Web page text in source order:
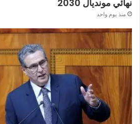
نهائي مونديال 2030
منذ يوم واحد